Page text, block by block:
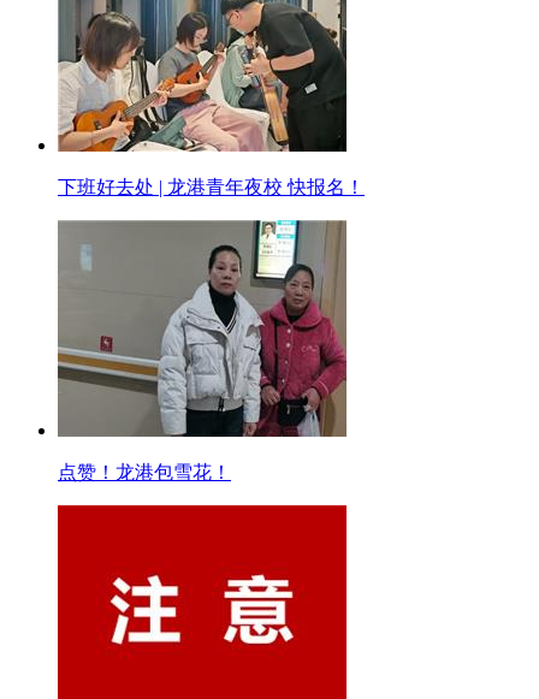
下班好去处 | 龙港青年夜校 快报名！
点赞！龙港包雪花！